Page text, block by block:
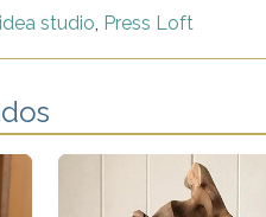
studio, Press Loft